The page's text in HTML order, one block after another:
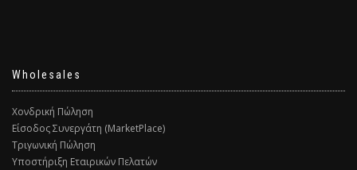
Wholesales
Χονδρική Πώληση
Είσοδος Συνεργάτη (MarketPlace)
Τριγωνική Πώληση
Υποστήριξη Εταιρικών Πελατών